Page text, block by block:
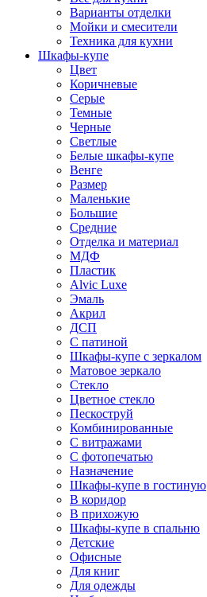
Варианты отделки
Мойки и смесители
Техника для кухни
Шкафы-купе
Цвет
Коричневые
Серые
Темные
Черные
Светлые
Белые шкафы-купе
Венге
Размер
Маленькие
Большие
Средние
Отделка и материал
МДФ
Пластик
Alvic Luxe
Эмаль
Акрил
ДСП
С патиной
Шкафы-купе с зеркалом
Матовое зеркало
Стекло
Цветное стекло
Пескоструй
Комбинированные
С витражами
С фотопечатью
Назначение
Шкафы-купе в гостиную
В коридор
В прихожую
Шкафы-купе в спальню
Детские
Офисные
Для книг
Для одежды